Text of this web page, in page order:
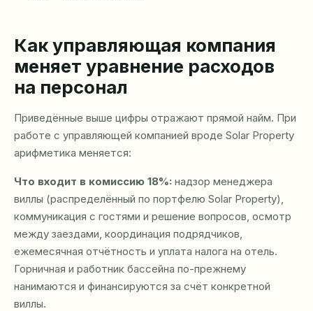
Как управляющая компания
меняет уравнение расходов
на персонал
Приведённые выше цифры отражают прямой найм. При
работе с управляющей компанией вроде Solar Property
арифметика меняется:
Что входит в комиссию 18%: надзор менеджера
виллы (распределённый по портфелю Solar Property),
коммуникация с гостями и решение вопросов, осмотр
между заездами, координация подрядчиков,
ежемесячная отчётность и уплата налога на отель.
Горничная и работник бассейна по-прежнему
нанимаются и финансируются за счёт конкретной
виллы.